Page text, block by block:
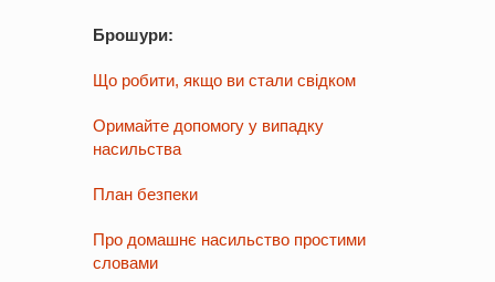
Брошури:
Що робити, якщо ви стали свідком
Оримайте допомогу у випадку
насильства
План безпеки
Про домашнє насильство простими
словами